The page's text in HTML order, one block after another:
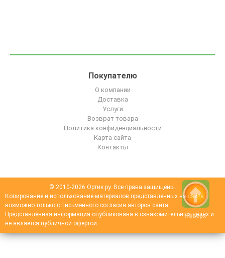
Покупателю
О компании
Доставка
Услуги
Возврат товара
Политика конфиденциальности
Карта сайта
Контакты
© 2010-2026 Ортик.ру. Все права защищены.
Копирование и использование материалов представленных на сайте,
возможно только с письменного согласия авторов сайта.
Представленная информация опубликована в ознакомительных целях и
не является публичной офертой.
Наверх